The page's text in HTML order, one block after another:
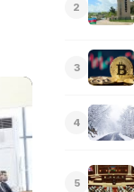
2
3
4
5